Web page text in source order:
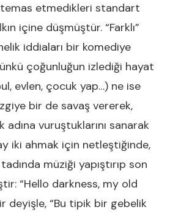
etmedikleri standart
içine düşmüştür. “Farklı”
iddiaları bir komediye
çoğunluğun izlediği hayat
evlen, çocuk yap…) ne ise
bir de savaş vererek,
adına vuruştuklarını sanarak
iki ahmak için netleştiğinde,
müziği yapıştırıp son
“Hello darkness, my old
deyişle, “Bu tipik bir gebelik